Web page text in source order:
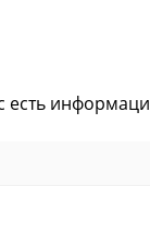
есть